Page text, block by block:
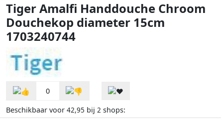
Tiger Amalfi Handdouche Chroom
Douchekop diameter 15cm
1703240744
0
Beschikbaar voor 42,95 bij 2 shops: